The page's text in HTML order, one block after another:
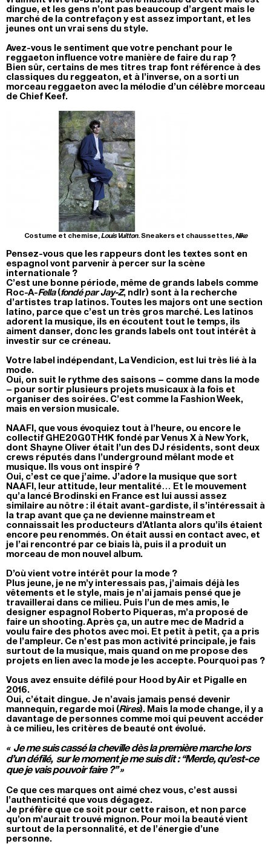
dingue, et les gens n’ont pas beaucoup d’argent mais le
marché de la contrefaçon y est assez important, et les
jeunes ont un vrai sens du style.
Avez-vous le sentiment que votre penchant pour le
reggaeton influence votre manière de faire du rap ?
Bien sûr, certains de mes titres trap font référence à des
classiques du reggeaton, et à l’inverse, on a sorti un
morceau reggaeton avec la mélodie d’un célèbre morceau
de Chief Keef.
Costume et chemise,Louis Vuitton. Sneakers et chaussettes,Nike
Pensez-vous que les rappeurs dont les textes sont en
espagnol vont parvenir à percer sur la scène
internationale ?
C’est une bonne période, même de grands labels comme
Roc-A-Fella(fondé par Jay-Z, ndlr) sont à la recherche
d’artistes trap latinos. Toutes les majors ont une section
latino, parce que c’est un très gros marché. Les latinos
adorent la musique, ils en écoutent tout le temps, ils
aiment danser, donc les grands labels ont tout intérêt à
investir sur ce créneau.
Votre label indépendant, La Vendicion, est lui très lié à la
mode.
Oui, on suit le rythme des saisons – comme dans la mode
– pour sortir plusieurs projets musicaux à la fois et
organiser des soirées. C’est comme la Fashion Week,
mais en version musicale.
NAAFI, que vous évoquiez tout à l’heure, ou encore le
collectif GHE20G0TH1K fondé par Venus X à New York,
dont Shayne Oliver était l’un des DJ résidents, sont deux
crews réputés dans l’underground mêlant mode et
musique. Ils vous ont inspiré ?
Oui, c’est ce que j’aime. J’adore la musique que sort
NAAFI, leur attitude, leur mentalité… Et le mouvement
qu’a lancé Brodinski en France est lui aussi assez
similaire au nôtre : il était avant-gardiste, il s’intéressait à
la trap avant que ça ne devienne mainstream et
connaissait les producteurs d’Atlanta alors qu’ils étaient
encore peu renommés. On était aussi en contact avec, et
je l’ai rencontré par ce biais là, puis il a produit un
morceau de mon nouvel album.
D’où vient votre intérêt pour la mode ?
Plus jeune, je ne m’y interessais pas, j’aimais déjà les
vêtements et le style, mais je n’ai jamais pensé que je
travaillerai dans ce milieu. Puis l’un de mes amis, le
designer espagnol Roberto Piqueras, m’a proposé de
faire un shooting. Après ça, un autre mec de Madrid a
voulu faire des photos avec moi. Et petit à petit, ça a pris
de l’ampleur. Ce n’est pas mon activité principale, je fais
surtout de la musique, mais quand on me propose des
projets en lien avec la mode je les accepte. Pourquoi pas ?
Vous avez ensuite défilé pour Hood by Air et Pigalle en
2016.
Oui, c’était dingue. Je n’avais jamais pensé devenir
mannequin, regarde moi (Rires). Mais la mode change, il y a
davantage de personnes comme moi qui peuvent accéder
à ce milieu, les critères de beauté ont évolué.
« Je me suis cassé la cheville dès la première marche lors
d’un défilé, sur le moment je me suis dit : “Merde, qu’est-ce
que je vais pouvoir faire ?” »
Ce que ces marques ont aimé chez vous, c’est aussi
l’authenticité que vous dégagez.
Je préfère que ce soit pour cette raison, et non parce
qu’on m’aurait trouvé mignon. Pour moi la beauté vient
surtout de la personnalité, et de l’énergie d’une
personne.